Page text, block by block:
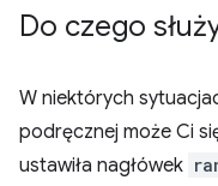
Do czego
W niektórych
podręcznej może Ci
ustawiła nagłówek